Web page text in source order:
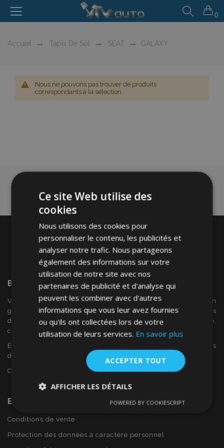
0
Accueil Tapis De Sol SEAT GALAXY
Nous ne pouvons pas trouver de produits
correspondants à la sélection.
Bienvenue SurVTVAuto
VTV voiture est un détaillant européen et fournisseur en
gros d'accessoires automobiles tels que:. les enjoliveurs, les
déflecteurs de vent, housses de siège, tapis de voiture,
couvertures de chrome et cadres ...
Êtes-vous intéressé par dropshipping ou voulez-vous
devenir notre partenaire?
Contactez-nous dès aujourd'hui!
En Savoir Plus Sur VTVAuto
Conditions de vente
Protection des données à caractère personnel
Ce site Web utilise des
cookies
Nous utilisons des cookies pour
personnaliser le contenu, les publicités et
analyser notre trafic. Nous partageons
également des informations sur votre
utilisation de notre site avec nos
partenaires de publicité et d'analyse qui
peuvent les combiner avec d'autres
informations que vous leur avez fournies
ou qu'ils ont collectées lors de votre
utilisation de leurs services. En savoir plus
ACCEPTER TOUT
AFFICHER LES DÉTAILS
nécessaires
Performance Ciblage
POWERED BY COOKIESCRIPT